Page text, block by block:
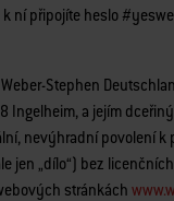
ní připojíte heslo
Stephen
Ingelheim, a jejím
nevýhradní povolení k
jen „dílo“) bez
stránkách